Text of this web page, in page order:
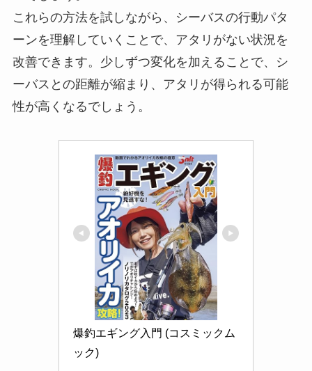
これらの方法を試しながら、シーバスの行動パタ
ーンを理解していくことで、アタリがない状況を
改善できます。少しずつ変化を加えることで、シ
ーバスとの距離が縮まり、アタリが得られる可能
性が高くなるでしょう。
爆釣エギング入門 (コスミックム
ック)